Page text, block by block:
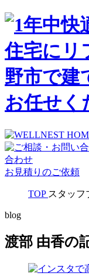
合わせ
お見積りのご依頼
TOP スタッフ
blog
渡部 由香の